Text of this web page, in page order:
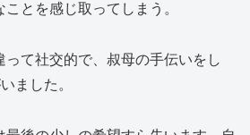
とを感じ取ってしまう。
って社交的で、叔母の手伝いをし
ました。